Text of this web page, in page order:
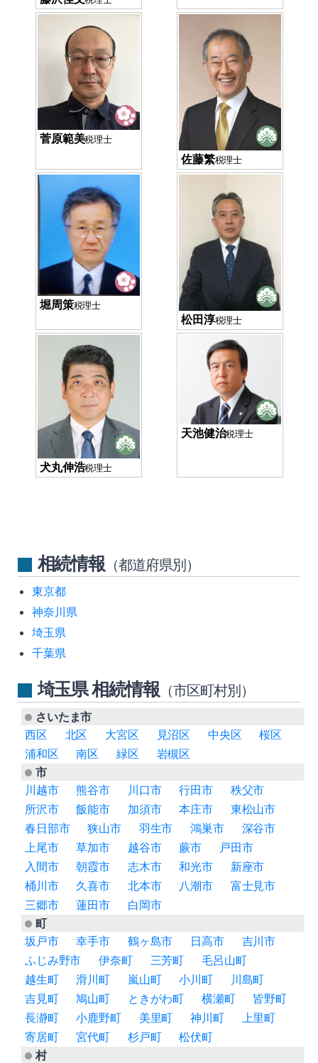
菅原範美税理士
佐藤繁税理士
堀周策税理士
松田淳税理士
犬丸伸浩税理士
天池健治税理士
相続情報 （都道府県別）
東京都
神奈川県
埼玉県
千葉県
埼玉県 相続情報 （市区町村別）
さいたま市
西区
北区 大宮区 見沼区 中央区
桜区
浦和区
南区 緑区
岩槻区
市
川越市
熊谷市 川口市 行田市
秩父市
所沢市
飯能市 加須市 本庄市
東松山市
春日部市
狭山市 羽生市 鴻巣市
深谷市
上尾市
草加市 越谷市 蕨市
戸田市
入間市
朝霞市 志木市 和光市
新座市
桶川市
久喜市 北本市 八潮市
富士見市
三郷市
蓮田市
白岡市
町
坂戸市
幸手市 鶴ヶ島市 日高市
吉川市
ふじみ野市
伊奈町 三芳町
毛呂山町
越生町
滑川町 嵐山町 小川町
川島町
吉見町
鳩山町 ときがわ町 横瀬町
皆野町
長瀞町
小鹿野町 美里町 神川町
上里町
寄居町
宮代町 杉戸町
松伏町
村